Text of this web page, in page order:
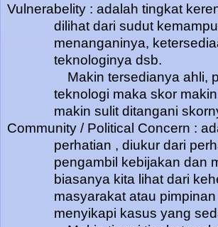
Vulnerabelity : adalah tingkat
dilihat dari sudut
menanganinya,
teknologinya dsb.
Makin tersedianya ahli,
teknologi maka skor
makin sulit ditangani
Community / Political Concern :
perhatian , diukur dari
pengambil kebijakan dan
biasanya kita lihat dari
masyarakat atau
menyikapi kasus yang